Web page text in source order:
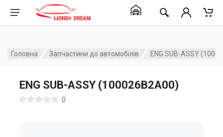
Головна Запчастини до автомобілів ENG SUB-ASSY
ENG SUB-ASSY (100026B2A00)
0